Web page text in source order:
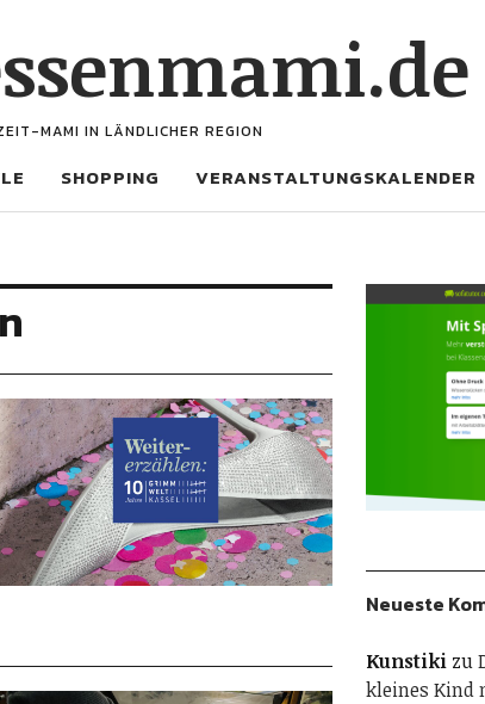
MAMI IN LÄNDLICHER REGION
SHOPPING VERANSTALTUNGSKALENDER
Neueste
Kunstikizu
kleines Kind